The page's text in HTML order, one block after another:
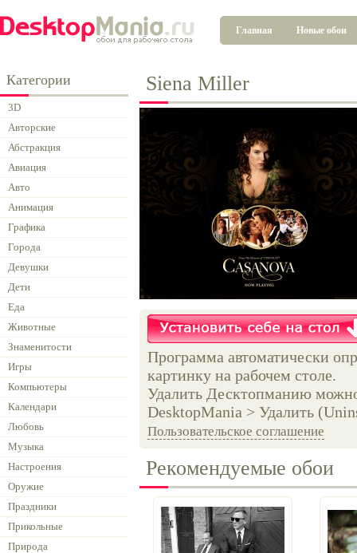
Главная Новые обои
Категории
3D
Авторские
Абстракция
Авиация
Авто
Анимация
Графика
Города
Девушки
Дети
Еда
Животные
Знаменитости
Игры
Компьютеры
Календари
Любовь
Музыка
Настроения
Оружие
Праздники
Прикольные
Природа
Siena Miller
Программа автоматически
картинку на рабочем столе.
Удалить Десктопманию
DesktopMania > Удалить
Пользовательское соглашение
Рекомендуемые обои